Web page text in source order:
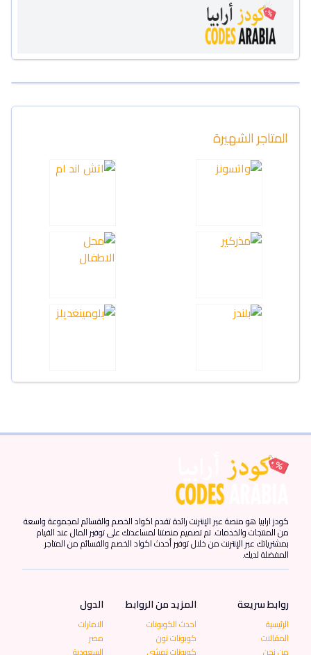
المتاجر الشهيرة
كودز ارابيا هو منصة عبر الإنترنت رائدة تقدم اكواد الخصم والقسائم لمجموعة واسعة
من المنتجات والخدمات. تم تصميم منصتنا لمساعدتك على توفير المال عند القيام
بمشترياتك عبر الإنترنت من خلال توفير أحدث اكواد الخصم والقسائم من المتاجر
المفضلة لديك.
روابط سريعة
الرئيسية
المقالات
من نحن
المزيد من الروابط
احدث الكوبونات
كوبونات نون
كوبونات نمشي
الدول
الامارات
مصر
السعودية